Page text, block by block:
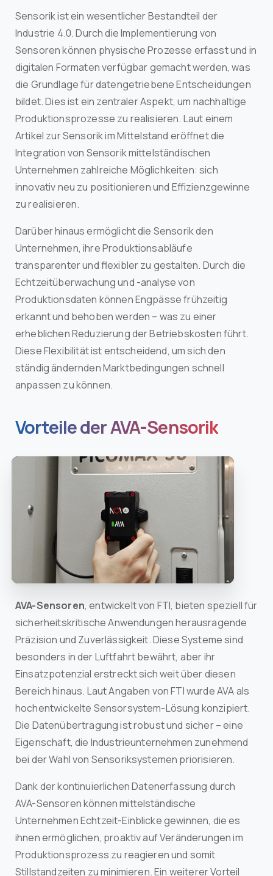
Sensorik ist ein wesentlicher Bestandteil der
Industrie 4.0. Durch die Implementierung von
Sensoren können physische Prozesse erfasst und in
digitalen Formaten verfügbar gemacht werden, was
die Grundlage für datengetriebene Entscheidungen
bildet. Dies ist ein zentraler Aspekt, um nachhaltige
Produktionsprozesse zu realisieren. Laut einem
Artikel zur Sensorik im Mittelstand eröffnet die
Integration von Sensorik mittelständischen
Unternehmen zahlreiche Möglichkeiten: sich
innovativ neu zu positionieren und Effizienzgewinne
zu realisieren.
Darüber hinaus ermöglicht die Sensorik den
Unternehmen, ihre Produktionsabläufe
transparenter und flexibler zu gestalten. Durch die
Echtzeitüberwachung und -analyse von
Produktionsdaten können Engpässe frühzeitig
erkannt und behoben werden – was zu einer
erheblichen Reduzierung der Betriebskosten führt.
Diese Flexibilität ist entscheidend, um sich den
ständig ändernden Marktbedingungen schnell
anpassen zu können.
Vorteile der AVA-Sensorik
AVA-Sensoren, entwickelt von FTI, bieten speziell für
sicherheitskritische Anwendungen herausragende
Präzision und Zuverlässigkeit. Diese Systeme sind
besonders in der Luftfahrt bewährt, aber ihr
Einsatzpotenzial erstreckt sich weit über diesen
Bereich hinaus. Laut Angaben von FTI wurde AVA als
hochentwickelte Sensorsystem-Lösung konzipiert.
Die Datenübertragung ist robust und sicher – eine
Eigenschaft, die Industrieunternehmen zunehmend
bei der Wahl von Sensoriksystemen priorisieren.
Dank der kontinuierlichen Datenerfassung durch
AVA-Sensoren können mittelständische
Unternehmen Echtzeit-Einblicke gewinnen, die es
ihnen ermöglichen, proaktiv auf Veränderungen im
Produktionsprozess zu reagieren und somit
Stillstandzeiten zu minimieren. Ein weiterer Vorteil